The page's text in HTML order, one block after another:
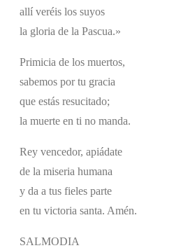
allí veréis los suyos
la gloria de la Pascua.»
Primicia de los muertos,
sabemos por tu gracia
que estás resucitado;
la muerte en ti no manda.
Rey vencedor, apiádate
de la miseria humana
y da a tus fieles parte
en tu victoria santa. Amén.
SALMODIA